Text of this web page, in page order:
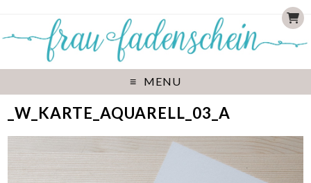
MENU
_W_KARTE_AQUARELL_03_A